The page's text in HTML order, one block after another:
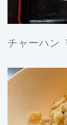
チャーハン